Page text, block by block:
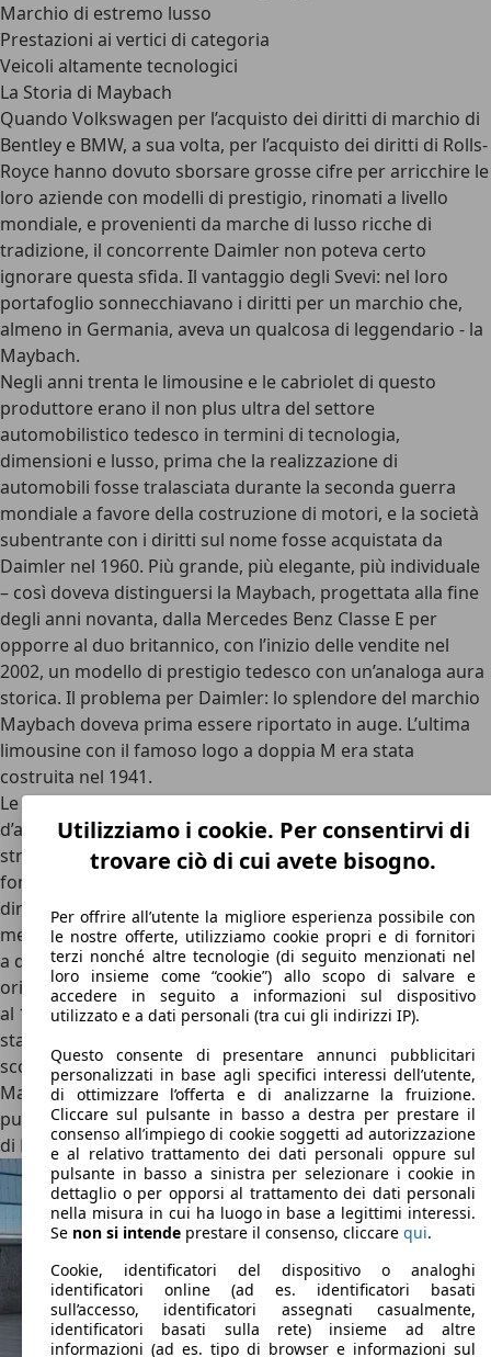
Marchio di estremo lusso
Prestazioni ai vertici di categoria
Veicoli altamente tecnologici
La Storia di Maybach
Quando Volkswagen per l’acquisto dei diritti di marchio di
Bentley e BMW, a sua volta, per l’acquisto dei diritti di Rolls-
Royce hanno dovuto sborsare grosse cifre per arricchire le
loro aziende con modelli di prestigio, rinomati a livello
mondiale, e provenienti da marche di lusso ricche di
tradizione, il concorrente Daimler non poteva certo
ignorare questa sfida. Il vantaggio degli Svevi: nel loro
portafoglio sonnecchiavano i diritti per un marchio che,
almeno in Germania, aveva un qualcosa di leggendario - la
Maybach.
Negli anni trenta le limousine e le cabriolet di questo
produttore erano il non plus ultra del settore
automobilistico tedesco in termini di tecnologia,
dimensioni e lusso, prima che la realizzazione di
automobili fosse tralasciata durante la seconda guerra
mondiale a favore della costruzione di motori, e la società
subentrante con i diritti sul nome fosse acquistata da
Daimler nel 1960. Più grande, più elegante, più individuale
– così doveva distinguersi la Maybach, progettata alla fine
degli anni novanta, dalla Mercedes Benz Classe E per
opporre al duo britannico, con l’inizio delle vendite nel
2002, un modello di prestigio tedesco con un’analoga aura
storica. Il problema per Daimler: lo splendore del marchio
Maybach doveva prima essere riportato in auge. L’ultima
limousine con il famoso logo a doppia M era stata
costruita nel 1941.
Le storiche limousine e cabriolet del piccolo produttore
d’automobili Maybach somigliavano a dei dirigibili da
strada e questo non era un caso. Alle sue origini l’azienda
fondata nel 1909 dalla famiglia Maybach e dal pioniere in
dirigibili, il conte Zeppelin, era uno dei fornitori del
mercato per la costruzione di Zeppelin in forte espansione
a quei tempi. Nel 1921 Maybach ha modificato il suo
orientamento realizzando con la serie W di Mayback, fino
al 1941, limousine e cabriolet di grossa cilindrata, che sono
stati equipaggiati dai costruttori della carrozzeria con
scocche individuali. Oggi i modelli sopravvissuti di
Maybach appartenenti a quell’epoca insieme al modello di
punta Maybach Zeppelin appartengono, insieme ai veicoli
di Bugatti, alle più costose Classic Cars sul mercato.
Utilizziamo i cookie. Per consentirvi di
trovare ciò di cui avete bisogno.
Per offrire all’utente la migliore esperienza possibile con
le nostre offerte, utilizziamo cookie propri e di fornitori
terzi nonché altre tecnologie (di seguito menzionati nel
loro insieme come “cookie”) allo scopo di salvare e
accedere in seguito a informazioni sul dispositivo
utilizzato e a dati personali (tra cui gli indirizzi IP).
Questo consente di presentare annunci pubblicitari
personalizzati in base agli specifici interessi dell’utente,
di ottimizzare l’offerta e di analizzarne la fruizione.
Cliccare sul pulsante in basso a destra per prestare il
consenso all’impiego di cookie soggetti ad autorizzazione
e al relativo trattamento dei dati personali oppure sul
pulsante in basso a sinistra per selezionare i cookie in
dettaglio o per opporsi al trattamento dei dati personali
nella misura in cui ha luogo in base a legittimi interessi.
Se non si intende prestare il consenso, cliccare qui.
Cookie, identificatori del dispositivo o analoghi
identificatori online (ad es. identificatori basati
sull’accesso, identificatori assegnati casualmente,
identificatori basati sulla rete) insieme ad altre
informazioni (ad es. tipo di browser e informazioni sul